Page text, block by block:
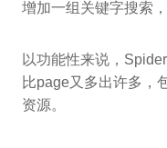
增加一组关键字搜索
以功能性来说，
比page又多出许多，
资源。